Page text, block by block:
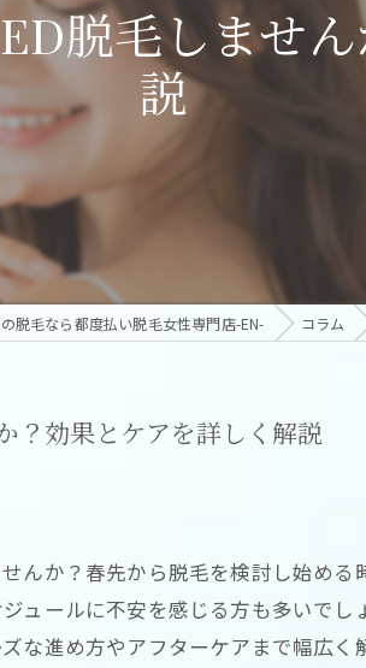
脱毛しませ
説
脱毛なら都度払い脱毛女性専門店-EN- コラム
？効果とケアを詳しく解説
んか？春先から脱毛を検討し始め
ュールに不安を感じる方も多いで
な進め方やアフターケアまで幅広